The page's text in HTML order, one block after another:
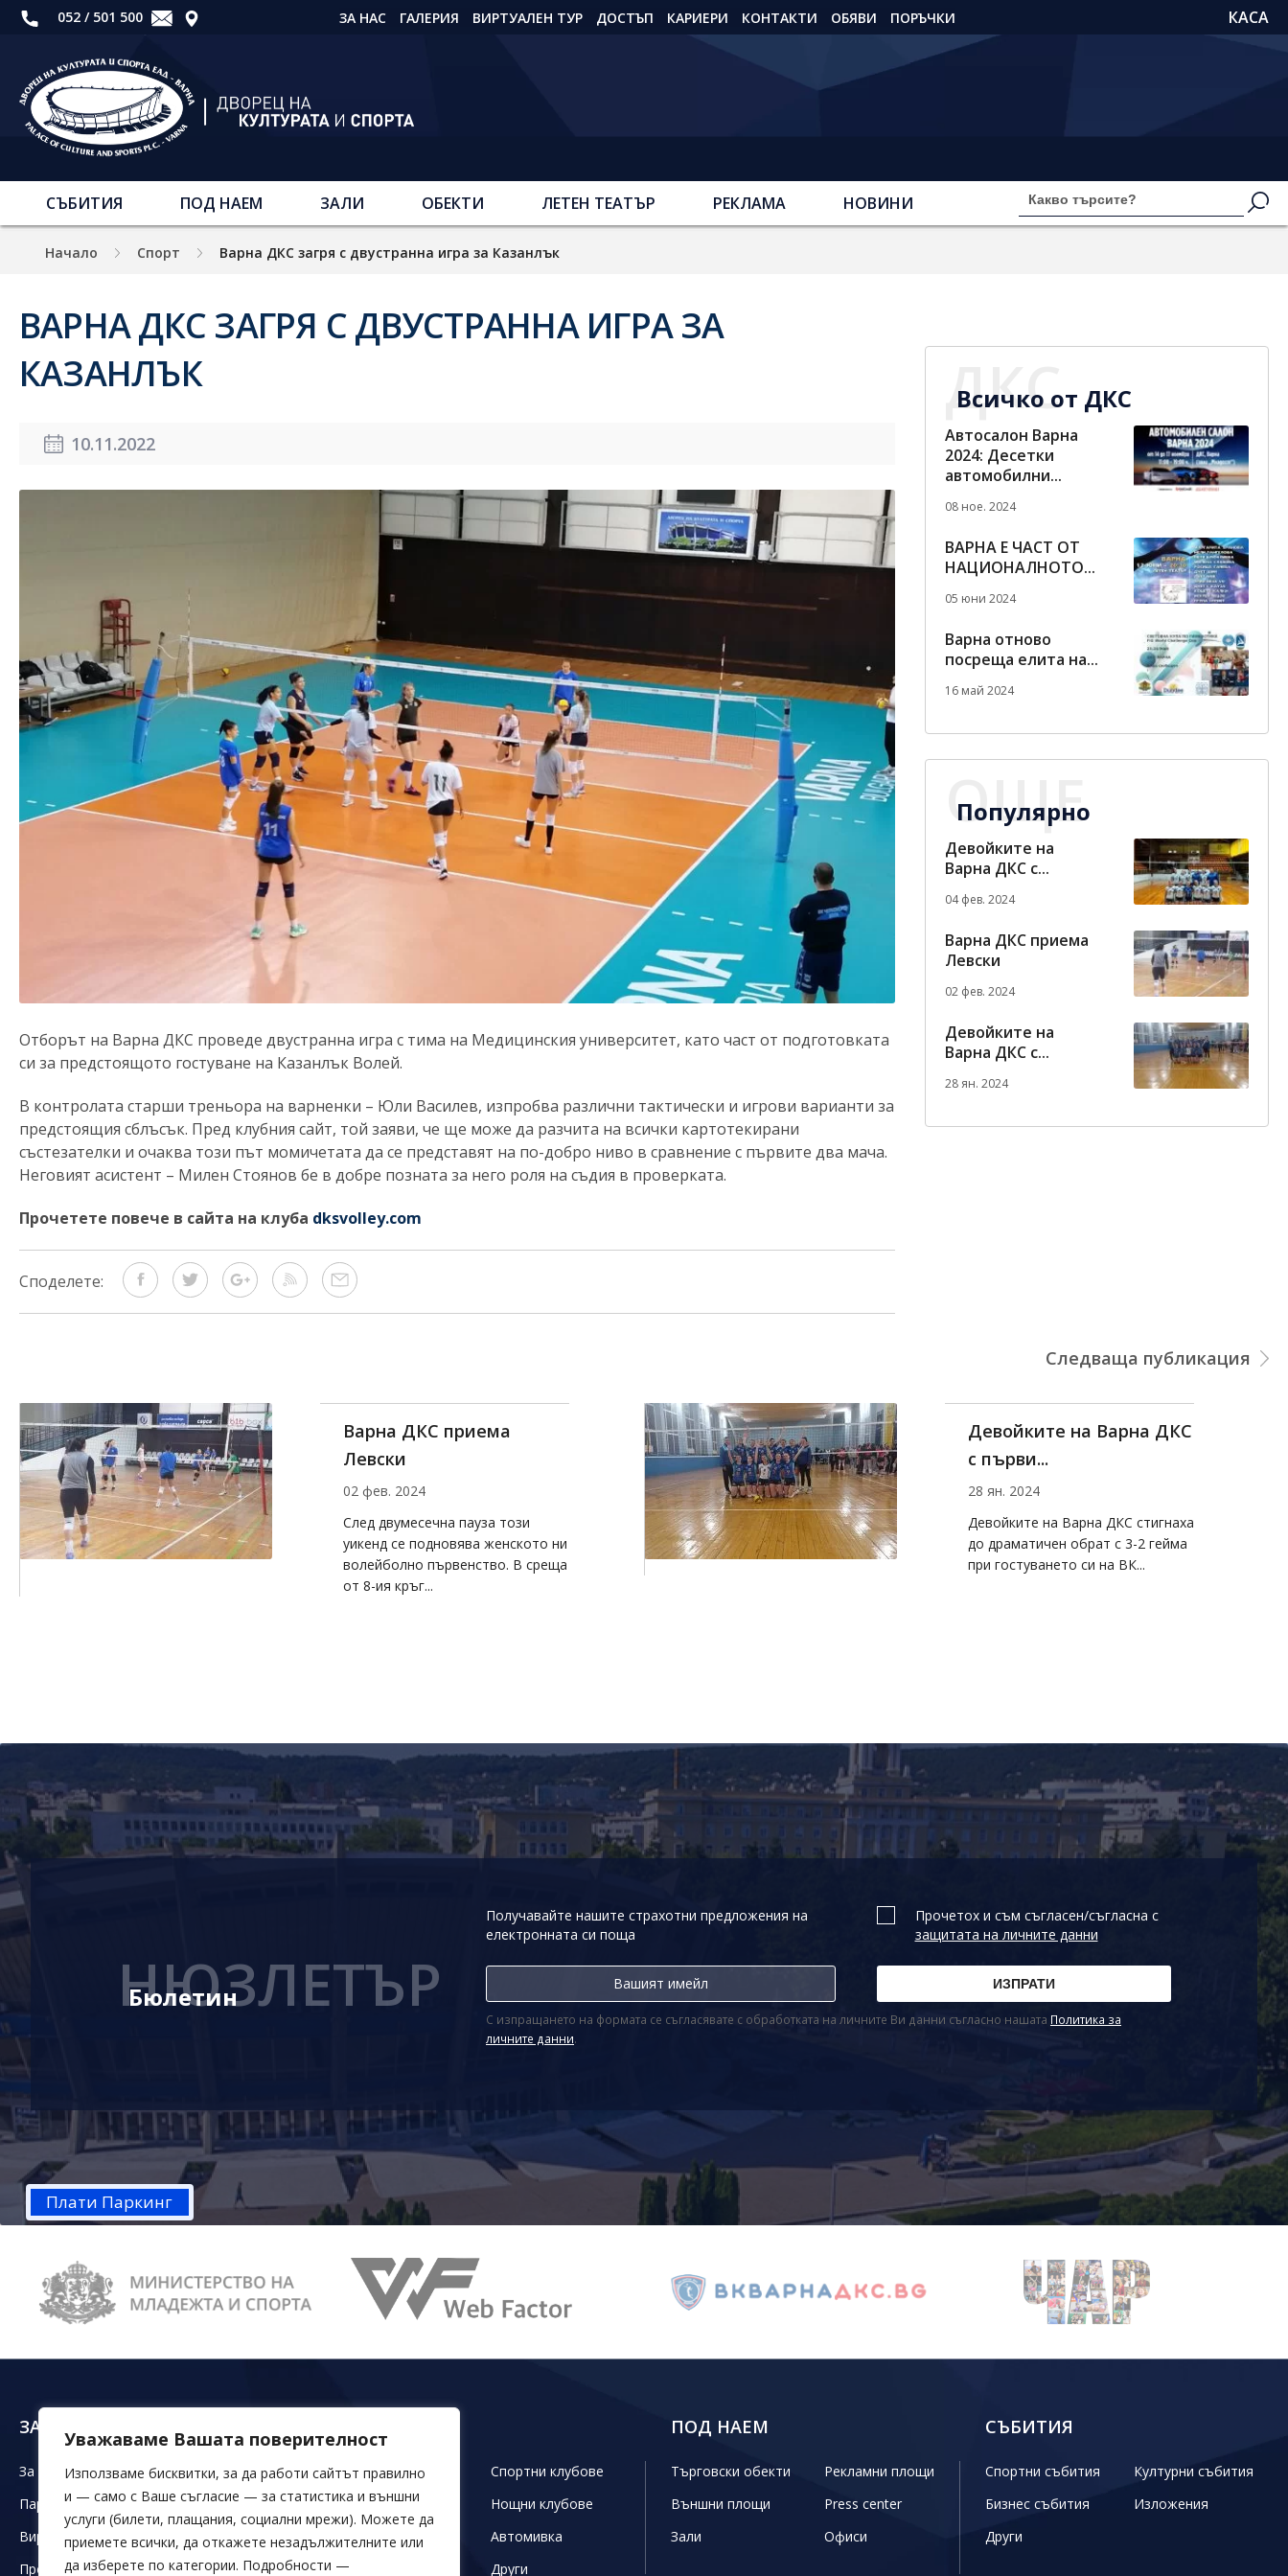
Уважаваме Вашата поверителност
Използваме бисквитки, за да работи сайтът правилно
и — само с Ваше съгласие — за статистика и външни
услуги (билети, плащания, социални мрежи). Можете да
приемете всички, да откажете незадължителните или
да изберете по категории. Подробности —
052 / 501 500 ЗА НАС ГАЛЕРИЯ ВИРТУАЛЕН ТУР ДОСТЪП КАРИЕРИ КОНТАКТИ ОБЯВИ ПОРЪЧКИ КАСА
СЪБИТИЯ ПОД НАЕМ ЗАЛИ ОБЕКТИ ЛЕТЕН ТЕАТЪР РЕКЛАМА НОВИНИ
Начало Спорт Варна ДКС загря с двустранна игра за Казанлък
ВАРНА ДКС ЗАГРЯ С ДВУСТРАННА ИГРА ЗА
КАЗАНЛЪК
10.11.2022
Отборът на Варна ДКС проведе двустранна игра с тима на Медицинския университет, като част от подготовката
си за предстоящото гостуване на Казанлък Волей.
В контролата старши треньора на варненки – Юли Василев, изпробва различни тактически и игрови варианти за
предстоящия сблъсък. Пред клубния сайт, той заяви, че ще може да разчита на всички картотекирани
състезателки и очаква този път момичетата да се представят на по-добро ниво в сравнение с първите два мача.
Неговият асистент – Милен Стоянов бе в добре позната за него роля на съдия в проверката.
Прочетете повече в сайта на клуба dksvolley.com
Споделете:
ДКС
Всичко от ДКС
Автосалон Варна
2024: Десетки
автомобилни...
08 ное. 2024
ВАРНА Е ЧАСТ ОТ
НАЦИОНАЛНОТО...
05 юни 2024
Варна отново
посреща елита на...
16 май 2024
ОЩЕ
Популярно
Девойките на
Варна ДКС с...
04 фев. 2024
Варна ДКС приема
Левски
02 фев. 2024
Девойките на
Варна ДКС с...
28 ян. 2024
Следваща публикация
Варна ДКС приема
Левски
02 фев. 2024
След двумесечна пауза този
уикенд се подновява женското ни
волейболно първенство. В среща
от 8-ия кръг...
Девойките на Варна ДКС
с първи...
28 ян. 2024
Девойките на Варна ДКС стигнаха
до драматичен обрат с 3-2 гейма
при гостуването си на ВК...
НЮЗЛЕТЪР
Бюлетин
Получавайте нашите страхотни предложения на
електронната си поща
Прочетох и съм съгласен/съгласна с
защитата на личните данни
С изпращането на формата се съгласявате с обработката на личните Ви данни съгласно нашата Политика за
личните данни.
ЗА НАС
За ДКС
Партньори
Виртуален тур
Проекти
Зала Конгресна
Зали Младост
Зала 20
Зала хореография
Магазини
Спортни клубове
Офиси
Нощни клубове
Паркинг
Автомивка
Други
ПОД НАЕМ
Търговски обекти
Рекламни площи
Външни площи
Press center
Зали
Офиси
СЪБИТИЯ
Спортни събития
Културни събития
Бизнес събития
Изложения
Други
Плати Паркинг